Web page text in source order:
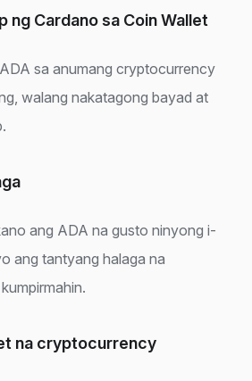
ng Cardano sa Coin Wallet
sa anumang cryptocurrency
walang nakatagong bayad at
ang ADA na gusto ninyong i-
ang tantyang halaga na
na cryptocurrency